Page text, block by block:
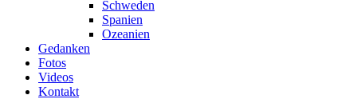
Schweden
Spanien
Ozeanien
Gedanken
Fotos
Videos
Kontakt